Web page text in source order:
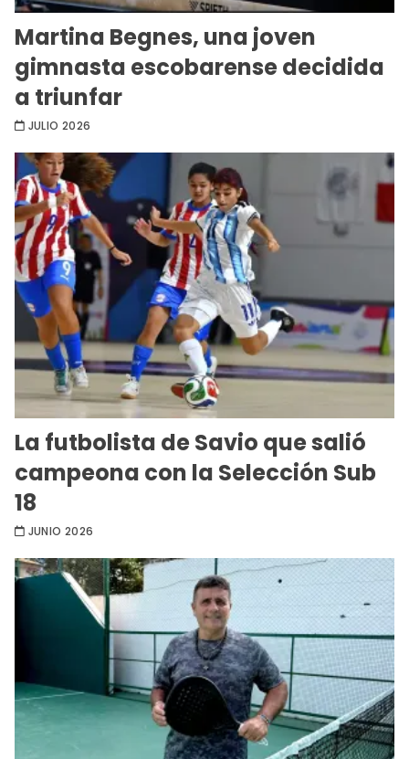
Martina Begnes, una joven
gimnasta escobarense decidida
a triunfar
JULIO 2026
La futbolista de Savio que salió
campeona con la Selección Sub
18
JUNIO 2026